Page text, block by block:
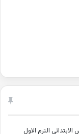
الترم الاول